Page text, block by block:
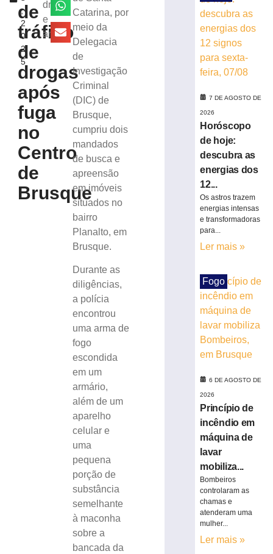
,
2
0
2
5
de
tráfico
de
drogas
após
fuga
no
Centro
de
Brusque
droga
e
arma
Catarina, por
meio da
Delegacia
de
Investigação
Criminal
(DIC) de
Brusque,
cumpriu dois
mandados
de busca e
apreensão
em imóveis
situados no
bairro
Planalto, em
Brusque.
Durante as
diligências,
a polícia
encontrou
uma arma de
fogo
escondida
em um
armário,
além de um
aparelho
celular e
uma
pequena
porção de
substância
semelhante
à maconha
sobre a
bancada da
lavar
mobiliza
Bombeiros,
Brusque
agosto
mais
Trabalhador
terceirizado
sofre
queda
Centro
Administrativo
Havan
Brusque
agosto
Funcionária
morre
após
ônibus
invadir
restaurante
7 DE AGOSTO DE
2026
Horóscopo
de hoje:
descubra as
energias dos
12...
Os astros trazem
energias intensas
e transformadoras
para...
Ler mais »
Fogo
6 DE AGOSTO DE
2026
Princípio de
incêndio em
máquina de
lavar
mobiliza...
Bombeiros
controlaram as
chamas e
atenderam uma
mulher...
Ler mais »